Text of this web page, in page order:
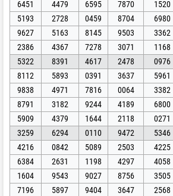
6451
4479 6595 7870 1520
5193
2728 0459 8704 6980
9627
5163 8145 9503 3362
2386
4367 7278 3071 1168
5322
8391 4617 2478 0976
8112
5893 0391 3637 5961
9838
4971 7816 0064 3382
8791
3182 9244 4189 6800
5909
4379 1644 2118 0271
3259
6294 0110 9472 5346
4216
0842 5089 2503 4225
6384
2631 1198 4297 4058
1604
9543 9027 8756 3505
7196
5897 9404 3647 2568